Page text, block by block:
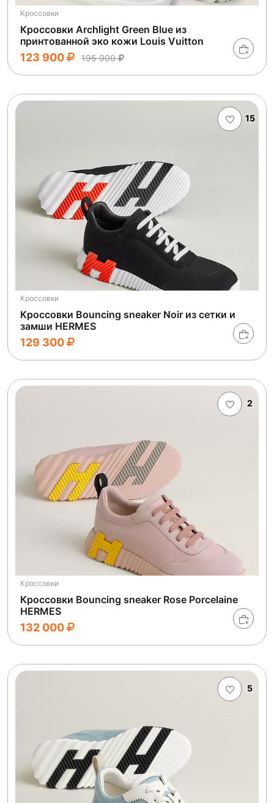
Кроссовки
Кроссовки Archlight Green Blue из
принтованной эко кожи Louis Vuitton
123 900 195 900
15
Кроссовки
Кроссовки Bouncing sneaker Noir из сетки и
замши HERMES
129 300
2
Кроссовки
Кроссовки Bouncing sneaker Rose Porcelaine
HERMES
132 000
5